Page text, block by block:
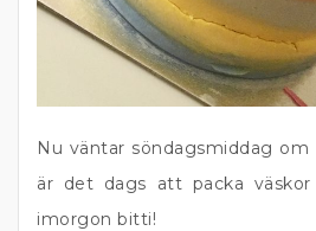
Nu väntar söndagsmiddag
är det dags att packa
imorgon bitti!